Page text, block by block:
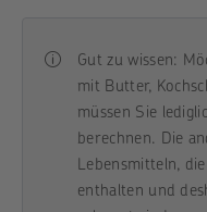
Gut zu wissen:
mit Butter,
müssen Sie
berechnen. Die
Lebensmitteln,
enthalten und